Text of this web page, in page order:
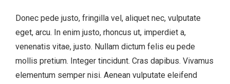
Donec pede justo, fringilla vel, aliquet nec, vulputate
eget, arcu. In enim justo, rhoncus ut, imperdiet a,
venenatis vitae, justo. Nullam dictum felis eu pede
mollis pretium. Integer tincidunt. Cras dapibus. Vivamus
elementum semper nisi. Aenean vulputate eleifend